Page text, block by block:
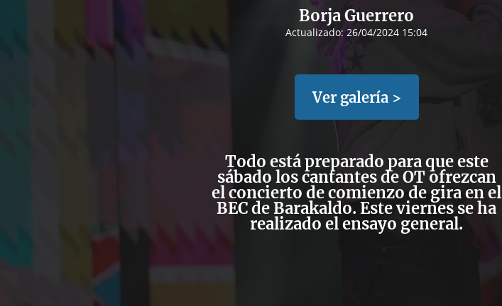
Borja Guerrero
Actualizado: 26/04/2024 15:04
Ver galería >
Todo está preparado para que este
sábado los cantantes de OT ofrezcan
el concierto de comienzo de gira en el
BEC de Barakaldo. Este viernes se ha
realizado el ensayo general.